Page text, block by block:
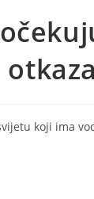
koji ima